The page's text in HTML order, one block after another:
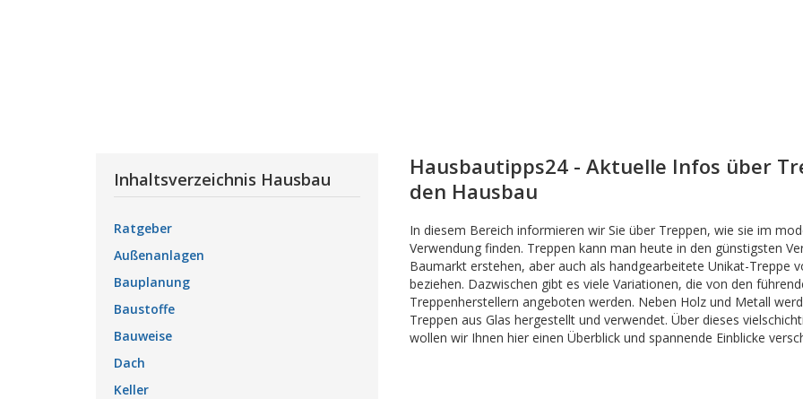
Hausbautipps24 - Aktuelle Infos über
den Hausbau
In diesem Bereich informieren wir Sie über Treppen, wie sie im
Verwendung finden. Treppen kann man heute in den günstigsten
Baumarkt erstehen, aber auch als handgearbeitete Unikat-Treppe
beziehen. Dazwischen gibt es viele Variationen, die von den
Treppenherstellern angeboten werden. Neben Holz und Metall
Treppen aus Glas hergestellt und verwendet. Über dieses
wollen wir Ihnen hier einen Überblick und spannende Einblicke
Inhaltsverzeichnis Hausbau
Ratgeber
Außenanlagen
Bauplanung
Baustoffe
Bauweise
Dach
Keller